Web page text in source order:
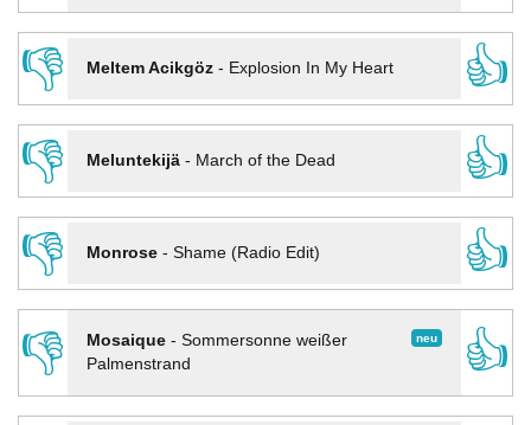
👎
Meltem Acikgöz- Explosion In My Heart
👍
👎
Meluntekijä- March of the Dead
👍
👎
Monrose- Shame (Radio Edit)
👍
👎
neu
Mosaique- Sommersonne weißer
Palmenstrand
👍